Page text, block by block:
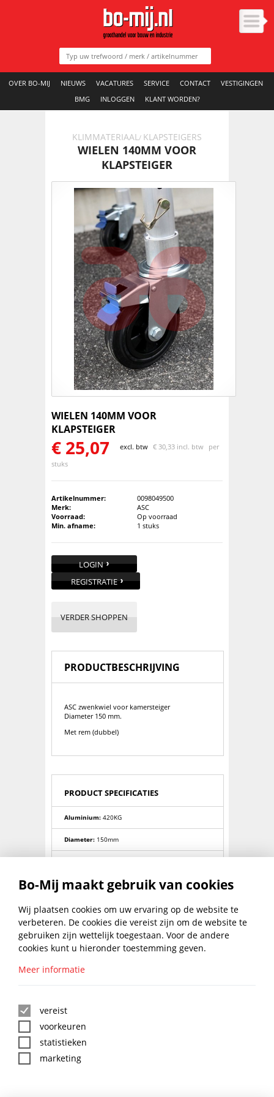
OVER BO-MIJ NIEUWS VACATURES SERVICE CONTACT
VESTIGINGEN
BMG
INLOGGEN KLANT WORDEN?
KLIMMATERIAAL/ KLAPSTEIGERS
WIELEN 140MM VOOR
KLAPSTEIGER
WIELEN 140MM VOOR
KLAPSTEIGER
€ 25,07 excl. btw € 30,33 incl. btw per
stuks
Artikelnummer:
0098049500
Merk:
ASC
Voorraad:
Op voorraad
Min. afname:
1 stuks
LOGIN
REGISTRATIE
VERDER SHOPPEN
PRODUCTBESCHRIJVING
ASC zwenkwiel voor kamersteiger
Diameter 150 mm.
Met rem (dubbel)
PRODUCT SPECIFICATIES
Aluminium: 420KG
Diameter: 150mm
Wiel:dubbel geremd draagvermogen 450Kg
Breedte (mm):
Diepte (mm):110
Materiaalsoort:rubber
BO-MIJ NIEUWSBRIEF
:
Bo-Mij maakt gebruik van cookies
Wij plaatsen cookies om uw ervaring op de website te
verbeteren. De cookies die vereist zijn om de website te
gebruiken zijn wettelijk toegestaan. Voor de andere
cookies kunt u hieronder toestemming geven.
Meer informatie
vereist
voorkeuren
statistieken
marketing